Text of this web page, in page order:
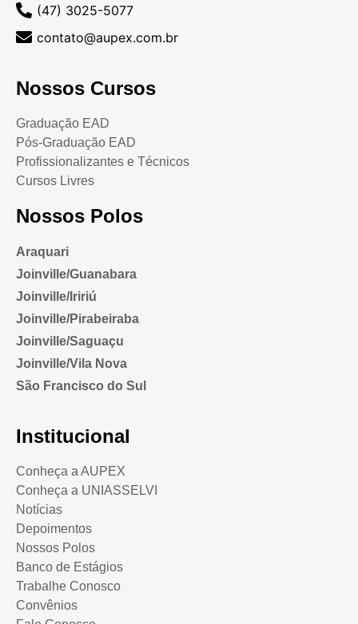
(47) 3025-5077
contato@aupex.com.br
Nossos Cursos
Graduação EAD
Pós-Graduação EAD
Profissionalizantes e Técnicos
Cursos Livres
Nossos Polos
Araquari
Joinville/Guanabara
Joinville/Iririú
Joinville/Pirabeiraba
Joinville/Saguaçu
Joinville/Vila Nova
São Francisco do Sul
Institucional
Conheça a AUPEX
Conheça a UNIASSELVI
Notícias
Depoimentos
Nossos Polos
Banco de Estágios
Trabalhe Conosco
Convênios